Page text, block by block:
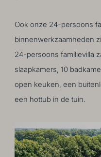
Ook onze 24-persoons
binnenwerkzaamheden
24-persoons familievilla
slaapkamers, 10
open keuken, een
een hottub in de tuin.